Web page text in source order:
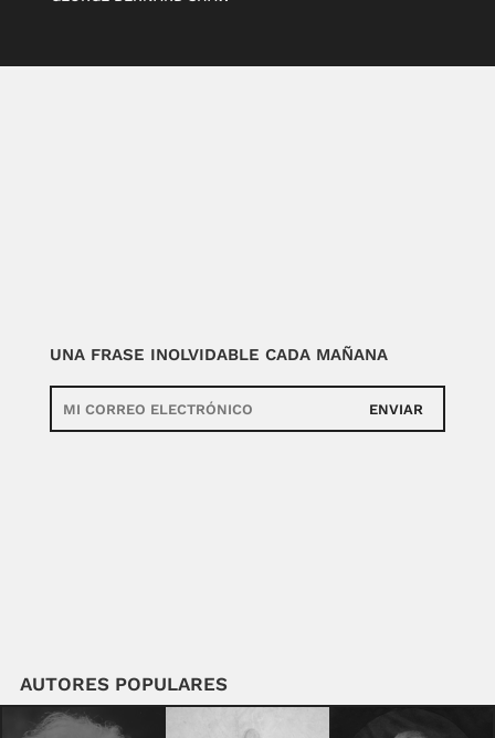
UNA FRASE INOLVIDABLE CADA MAÑANA
ENVIAR
AUTORES POPULARES